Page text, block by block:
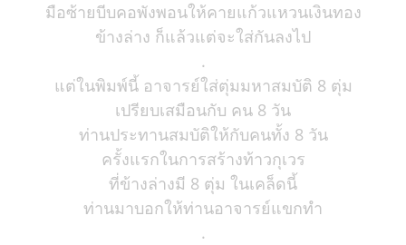
มือซ้ายบีบคอพังพอนให้คายแก้วแหวนเงินทอง
ข้างล่าง ก็แล้วแต่จะใส่กันลงไป
.
แต่ในพิมพ์นี้ อาจารย์ใส่ตุ่มมหาสมบัติ 8 ตุ่ม
เปรียบเสมือนกับ คน 8 วัน
ท่านประทานสมบัติให้กับคนทั้ง 8 วัน
ครั้งแรกในการสร้างท้าวกุเวร
ที่ข้างล่างมี 8 ตุ่ม ในเคล็ดนี้
ท่านมาบอกให้ท่านอาจารย์แขกทำ
.